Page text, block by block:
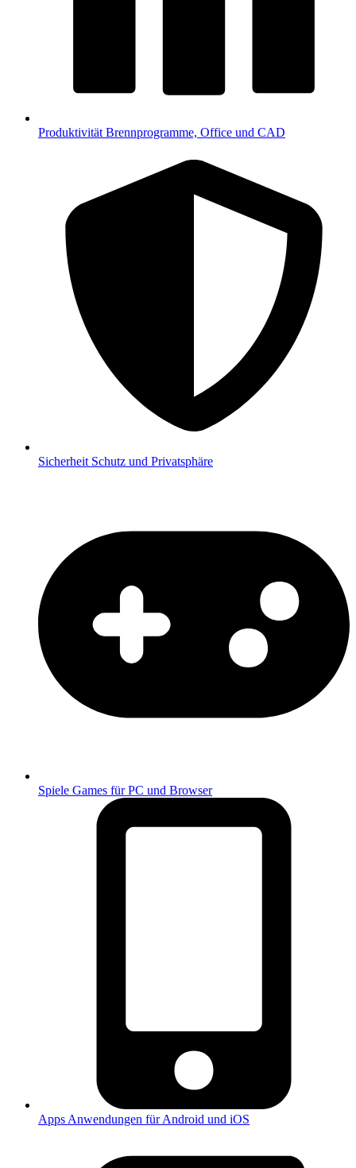
Produktivität Brennprogramme, Office und CAD
Sicherheit Schutz und Privatsphäre
Spiele Games für PC und Browser
Apps Anwendungen für Android und iOS